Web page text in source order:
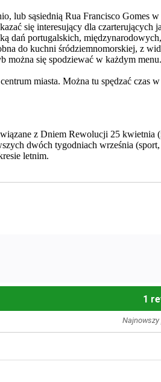
lub sąsiednią Rua Francisco Gomes
się interesujący dla
dań portugalskich,
do kuchni śródziemnomorskiej, z
można się spodziewać w każdym menu.
miasta. Można tu spędzać
z Dniem Rewolucji 25
dwóch tygodniach września
letnim.
1
Najnowszy